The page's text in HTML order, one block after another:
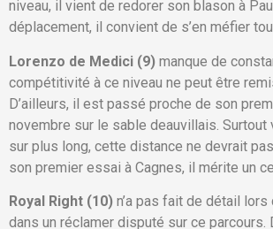
niveau, il vient de redorer son blason à
déplacement, il convient de s’en méfier
Lorenzo de Medici (9) manque de
compétitivité à ce niveau ne peut être
D’ailleurs, il est passé proche de son
novembre sur le sable deauvillais. Surtout
sur plus long, cette distance ne devrait
son premier essai à Cagnes, il mérite un
Royal Right (10) n’a pas fait de détail
dans un réclamer disputé sur ce parcours.